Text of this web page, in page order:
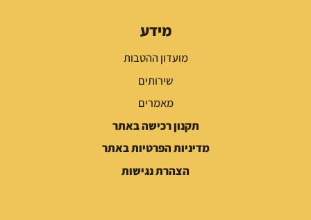
מידע
מועדון ההטבות
שירותים
מאמרים
תקנון רכישה באתר
מדיניות הפרטיות באתר
הצהרת נגישות